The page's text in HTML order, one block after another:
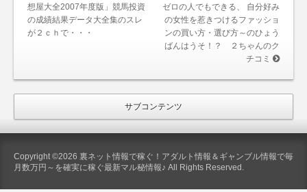
想屋大全2007年度版」競馬投資
の成績結果データ大全集のスレ
が２ｃｈで・・・
ゼロの人でもできる、 自分好み
の女性を惹きつけるファッショ
ンの買い方・選び方～のひょう
ばんはうそ！？ ２ちゃんのク
チコミ
サブコンテンツ
Copyright ©2026 裏ネット情報で稼ぐ！アダルト情報＆ギャンブル情報で毎
月数万円～を確実に稼ぐ最新マル秘情報♪ All Rights Reserved.